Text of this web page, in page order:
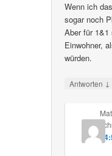
Wenn ich
sogar noch
Aber für
Einwohner,
würden.
Antworten ↓